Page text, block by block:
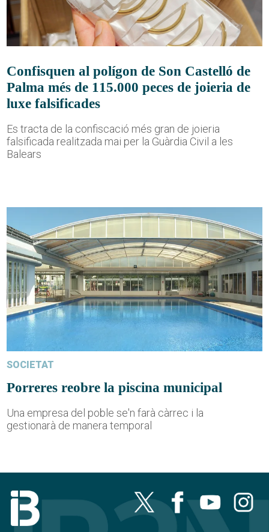
Confisquen al polígon de Son Castelló de
Palma més de 115.000 peces de joieria de
luxe falsificades
Es tracta de la confiscació més gran de joieria
falsificada realitzada mai per la Guàrdia Civil a les
Balears
SOCIETAT
Porreres reobre la piscina municipal
Una empresa del poble se'n farà càrrec i la
gestionarà de manera temporal